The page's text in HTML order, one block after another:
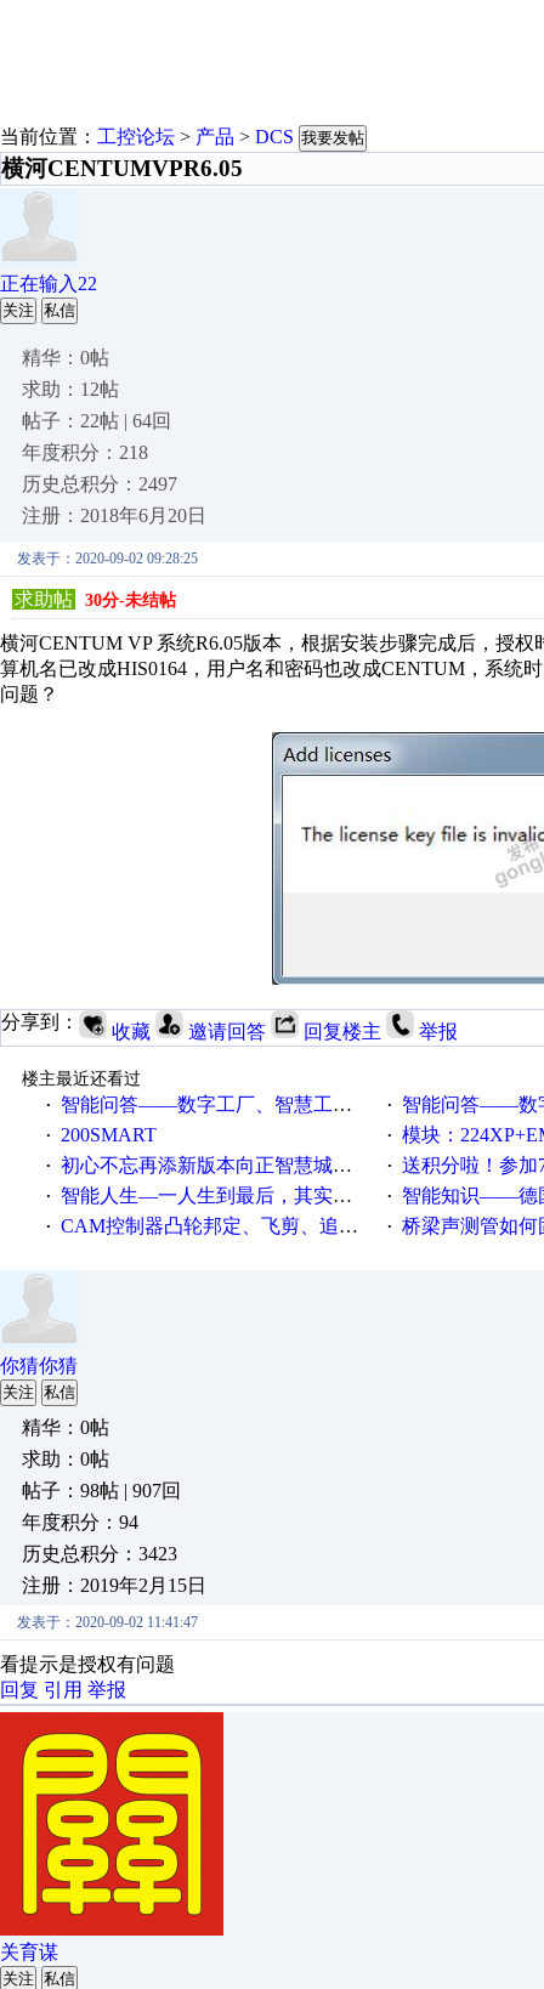
当前位置： 工控论坛 > 产品 > DCS 我要发帖
横河CENTUMVPR6.05
正在输入22
关注 私信
精华：0帖
求助：12帖
帖子：22帖 | 64回
年度积分：218
历史总积分：2497
注册：2018年6月20日
发表于：2020-09-02 09:28:25
求助帖 30分-未结帖
横河CENTUM VP 系统R6.05版本，根据安装步骤完成后，授权
算机名已改成HIS0164，用户名和密码也改成CENTUM，系统
问题？
分享到： 收藏 邀请回答 回复楼主 举报
楼主最近还看过
·
智能问答——数字工厂、智慧工厂和智能制造三者的区别是什么？ · 智能问答——数字化工厂与
· 200SMART · 模块：
· 初心不忘再添新版本向正智慧城市云展厅3.0版亮相 · 送积分啦！参加7月6日
· 智能人生—一人生到最后，其实拼的都是人品 · 智能知识——德国工业崛起
· CAM控制器凸轮邦定、飞剪、追剪等C功能块 · 桥梁声测管如何固
你猜你猜
关注 私信
精华：0帖
求助：0帖
帖子：98帖 | 907回
年度积分：94
历史总积分：3423
注册：2019年2月15日
发表于：2020-09-02 11:41:47
看提示是授权有问题
回复 引用 举报
关育谋
关注 私信